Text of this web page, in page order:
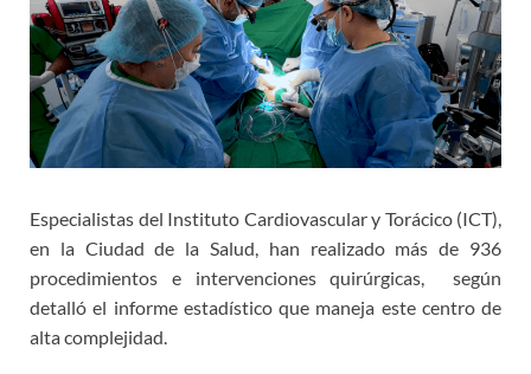
Especialistas del Instituto Cardiovascular y Torácico (ICT),
en la Ciudad de la Salud, han realizado más de 936
procedimientos e intervenciones quirúrgicas, según
detalló el informe estadístico que maneja este centro de
alta complejidad.